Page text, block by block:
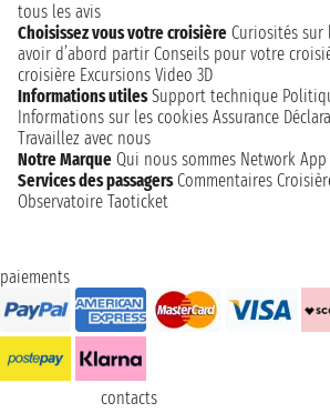
tous les avis
Choisissez vous votre croisière Curiosités sur
avoir d’abord partir Conseils pour votre
croisière Excursions Video 3D
Informations utiles Support technique
Informations sur les cookies Assurance
Travaillez avec nous
Notre Marque Qui nous sommes Network
Services des passagers Commentaires
Observatoire Taoticket
paiements
contacts